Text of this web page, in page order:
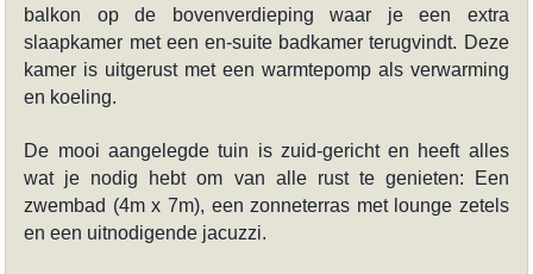
balkon op de bovenverdieping waar je een extra
slaapkamer met een en-suite badkamer terugvindt. Deze
kamer is uitgerust met een warmtepomp als verwarming
en koeling.
De mooi aangelegde tuin is zuid-gericht en heeft alles
wat je nodig hebt om van alle rust te genieten: Een
zwembad (4m x 7m), een zonneterras met lounge zetels
en een uitnodigende jacuzzi.